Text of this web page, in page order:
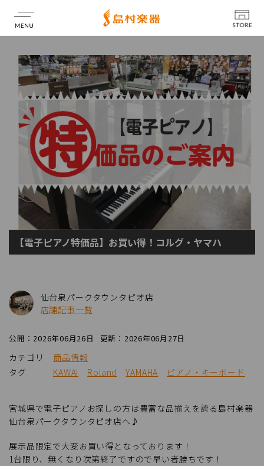
店舗情報
【電子ピアノ特価品】お買い得！コルグ・ヤマハ
仙台泉パークタウンタピオ店
店舗記事一覧
公開：2026年06月26日 更新：2026年06月27日
カテゴリ
商品情報
タグ
KAWAI Roland YAMAHA ピアノ・キーボード
宮城県で電子ピアノお探しの方は豊富な品揃えを誇る島村楽器
仙台泉パークタウンタピオ店へ♪
展示品限定で大変お買い得となっております！
1台限り、無くなり次第終了ですので早い者勝ちです！